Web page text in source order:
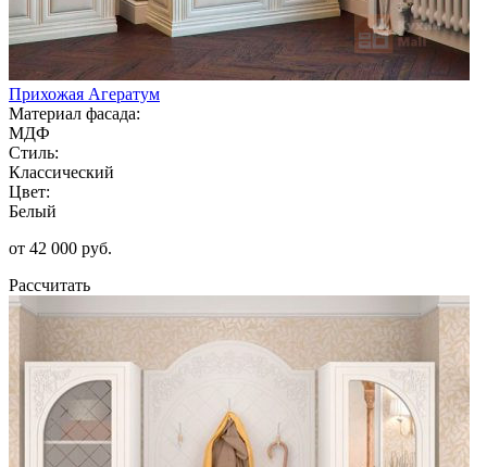
Прихожая Агератум
Материал фасада:
МДФ
Стиль:
Классический
Цвет:
Белый
от 42 000 руб.
Рассчитать